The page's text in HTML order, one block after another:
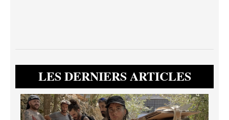
LES DERNIERS ARTICLES